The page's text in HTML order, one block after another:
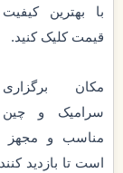
با بهترین
قیمت کلیک کنید.
مکان
سرامیک و
مناسب و مجهز
است تا بازدید